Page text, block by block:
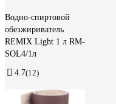
Водно-спиртовой
обезжириватель
REMIX Light 1 л RM-
SOL4/1л
4.7(12)